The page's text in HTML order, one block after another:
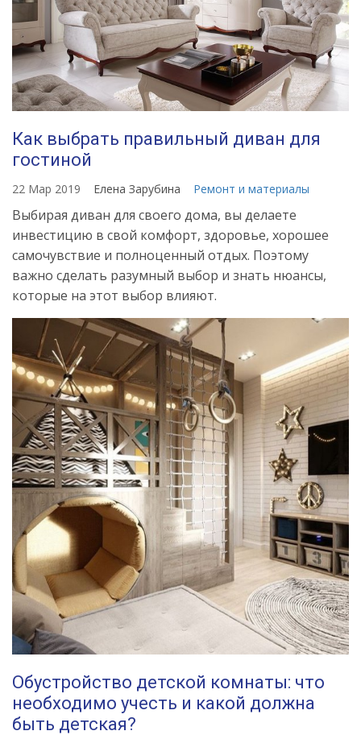
Как выбрать правильный диван для
гостиной
22 Мар 2019 Елена Зарубина Ремонт и материалы
Выбирая диван для своего дома, вы делаете
инвестицию в свой комфорт, здоровье, хорошее
самочувствие и полноценный отдых. Поэтому
важно сделать разумный выбор и знать нюансы,
которые на этот выбор влияют.
Обустройство детской комнаты: что
необходимо учесть и какой должна
быть детская?